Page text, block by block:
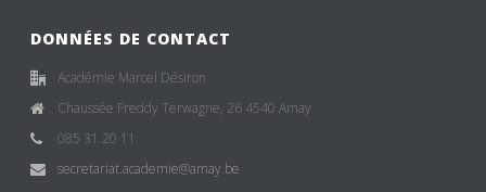
DONNÉES DE CONTACT
Académie Marcel Désiron
Chaussée Freddy Terwagne, 26 4540 Amay
085 31 20 11
secretariat.academie@amay.be